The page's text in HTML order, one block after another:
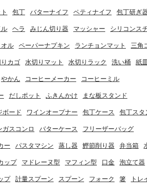
包丁 バターナイフ ペティナイフ 包丁研ぎ
ル ヘラ みじん切り器 マッシャー シリコンス
ル ペーパーナプキン ランチョンマット 三角
カゴ 水切りマット 水切りラック 洗い桶 紙皿
やかん コーヒーメーカー コーヒーミル
だしポット ふきんかけ まな板スタンド
ボード ワインオープナー 包丁ケース 包丁スタ
ガスコンロ バターケース フリーザーバッグ
ー パスタマシン 蒸し器 鰹節削り器 弁当箱
ップ マドレーヌ型 マフィン型 口金 泡立て器
プ 計量スプーン スプーン フォーク 箸 トレ